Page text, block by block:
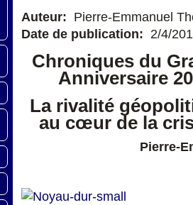
Auteur: Pierre-Emmanuel
Date de publication: 2/4/
Chroniques du
Anniversaire
La rivalité
au cœur de la
Pierre-